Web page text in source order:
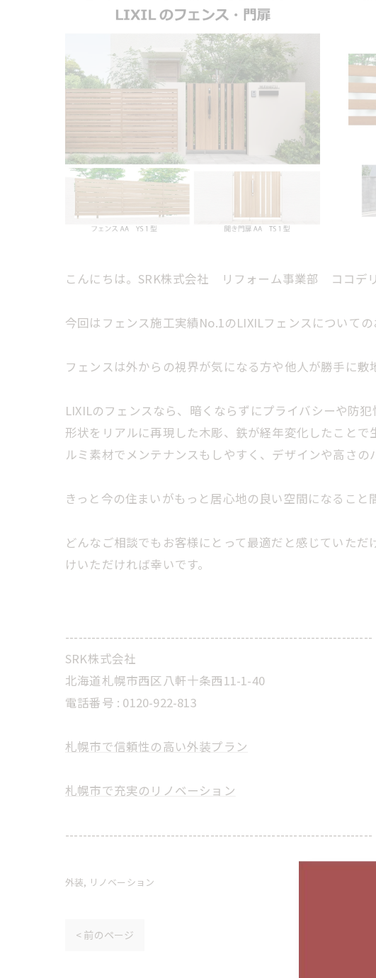
こんにちは。SRK株式会社 リフォーム事業部 ココデリ
今回はフェンス施工実績No.1のLIXILフェンスについて
フェンスは外からの視界が気になる方や他人が勝手に
LIXILのフェンスなら、暗くならずにプライバシーや防
形状をリアルに再現した木彫、鉄が経年変化したこと
ルミ素材でメンテナンスもしやすく、デザインや高さの
きっと今の住まいがもっと居心地の良い空間になること
どんなご相談でもお客様にとって最適だと感じていた
けいただければ幸いです。
----------------------------------------------------------------------
SRK株式会社
北海道札幌市西区八軒十条西11-1-40
電話番号 : 0120-922-813
札幌市で信頼性の高い外装プラン
札幌市で充実のリノベーション
----------------------------------------------------------------------
外装 リノベーション
< 前のページ